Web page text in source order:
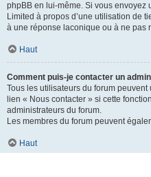
phpBB en lui-même. Si vous envoyez
Limited à propos d’une utilisation de
à une réponse laconique ou à ne pas
Haut
Comment puis-je contacter un
Tous les utilisateurs du forum
lien « Nous contacter » si cette
administrateurs du forum.
Les membres du forum peuvent
Haut